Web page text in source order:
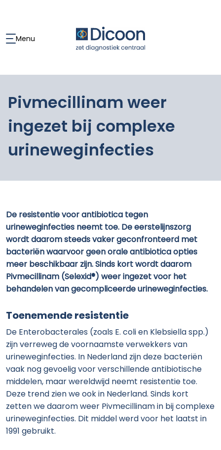
Menu
Pivmecillinam weer
ingezet bij complexe
urineweginfecties
De resistentie voor antibiotica tegen
urineweginfecties neemt toe. De eerstelijnszorg
wordt daarom steeds vaker geconfronteerd met
bacteriën waarvoor geen orale antibiotica opties
meer beschikbaar zijn. Sinds kort wordt daarom
Pivmecillinam (Selexid®) weer ingezet voor het
behandelen van gecompliceerde urineweginfecties.
Toenemende resistentie
De Enterobacterales (zoals E. coli en Klebsiella spp.)
zijn verreweg de voornaamste verwekkers van
urineweginfecties. In Nederland zijn deze bacteriën
vaak nog gevoelig voor verschillende antibiotische
middelen, maar wereldwijd neemt resistentie toe.
Deze trend zien we ook in Nederland. Sinds kort
zetten we daarom weer Pivmecillinam in bij complexe
urineweginfecties. Dit middel werd voor het laatst in
1991 gebruikt.